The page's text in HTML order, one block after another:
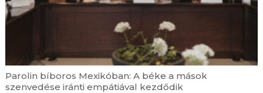
augusztus 8. | 13:31
Elhunyt Udvarnoky László István pálos
augusztus 8. | 13:00
Realista metafizika – Visszavonult a szél: Iancu
Laura versei és Mohi Sándor fotói
Parolin bíboros Mexikóban: A béke a mások
szenvedése iránti empátiával kezdődik